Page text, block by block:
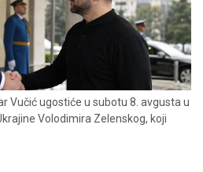
Vučić ugostiće u subotu 8. avgusta u
Volodimira Zelenskog, koji